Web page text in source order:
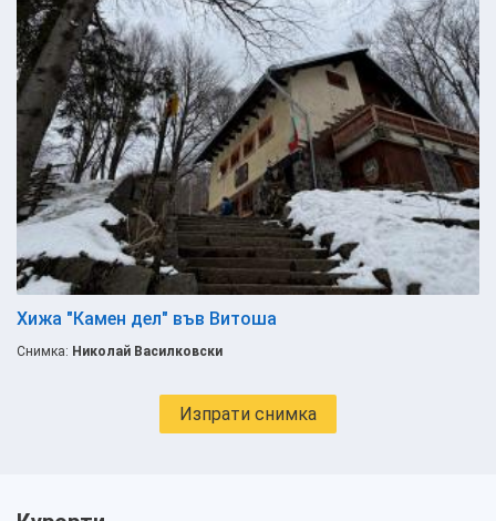
Хижа "Камен дел" във Витоша
Снимка: Николай Василковски
Изпрати снимка